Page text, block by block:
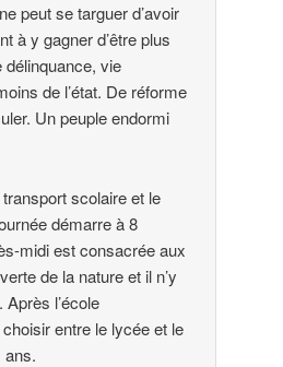
peut se targuer d’avoir
à y gagner d’être plus
vie
de l’état. De réforme
Un peuple endormi
scolaire et le
démarre à 8
midi est consacrée aux
de la nature et il n’y
l’école
entre le lycée et le
ans.